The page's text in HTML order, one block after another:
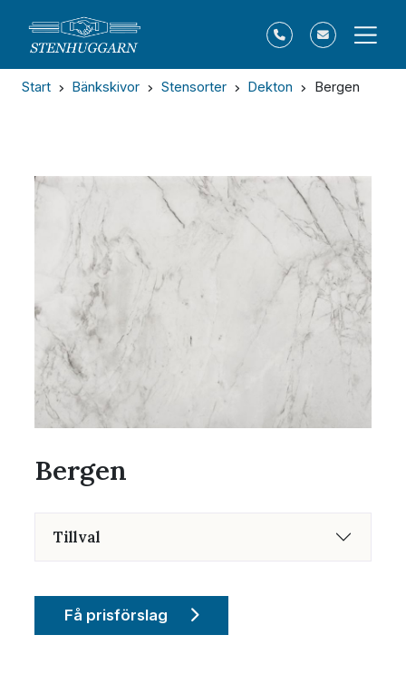
Start Bänkskivor Stensorter Dekton Bergen
Bergen
Tillval
Få prisförslag